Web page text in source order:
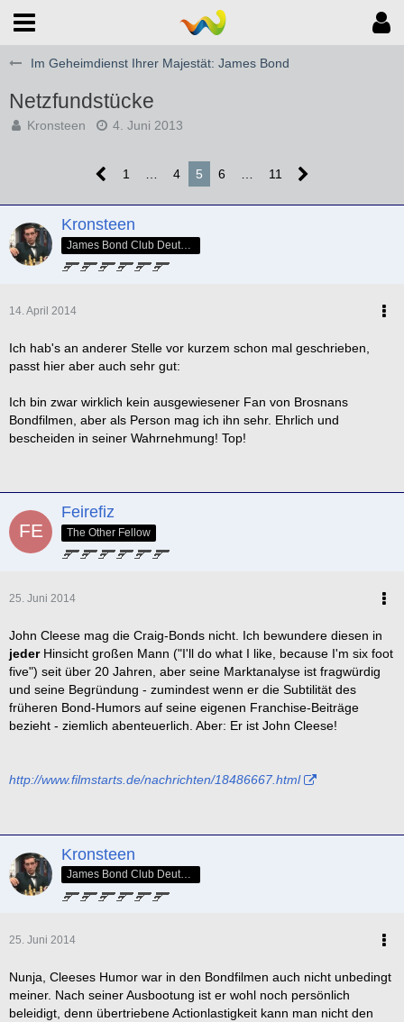
Im Geheimdienst Ihrer Majestät: James Bond
Netzfundstücke
Kronsteen 4. Juni 2013
1 4 5 6 11
Kronsteen
14. April 2014
Ich hab's an anderer Stelle vor kurzem schon mal geschrieben,
passt hier aber auch sehr gut:
Ich bin zwar wirklich kein ausgewiesener Fan von Brosnans
Bondfilmen, aber als Person mag ich ihn sehr. Ehrlich und
bescheiden in seiner Wahrnehmung! Top!
Feirefiz
The Other Fellow
25. Juni 2014
John Cleese mag die Craig-Bonds nicht. Ich bewundere diesen in
jeder Hinsicht großen Mann ("I'll do what I like, because I'm six foot
five") seit über 20 Jahren, aber seine Marktanalyse ist fragwürdig
und seine Begründung - zumindest wenn er die Subtilität des
früheren Bond-Humors auf seine eigenen Franchise-Beiträge
bezieht - ziemlich abenteuerlich. Aber: Er ist John Cleese!
http://www.filmstarts.de/nachrichten/18486667.html
Kronsteen
James Bond Club Deutschland - SPECTRE Nr. 005
25. Juni 2014
Nunja, Cleeses Humor war in den Bondfilmen auch nicht unbedingt
meiner. Nach seiner Ausbootung ist er wohl noch persönlich
beleidigt, denn übertriebene Actionlastigkeit kann man nicht den